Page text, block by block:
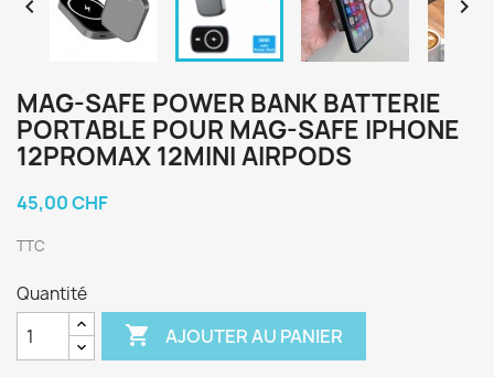
 
MAG-SAFE POWER BANK BATTERIE
PORTABLE POUR MAG-SAFE IPHONE
12PROMAX 12MINI AIRPODS
45,00 CHF
TTC
Quantité
 AJOUTER AU PANIER